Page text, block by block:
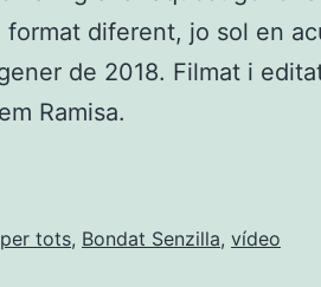
diferent, jo sol en
de 2018. Filmat i
Ramisa.
tots, Bondat Senzilla, vídeo